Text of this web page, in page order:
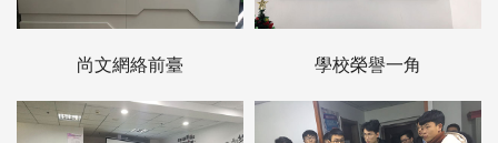
尚文網絡前臺 學校榮譽一角